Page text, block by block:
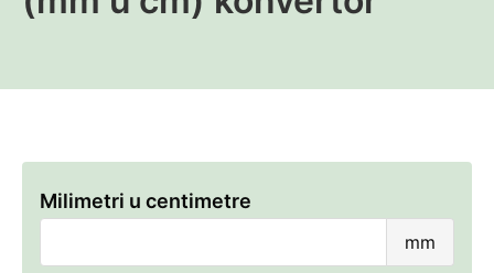
Milimetri u centimetre
mm
u